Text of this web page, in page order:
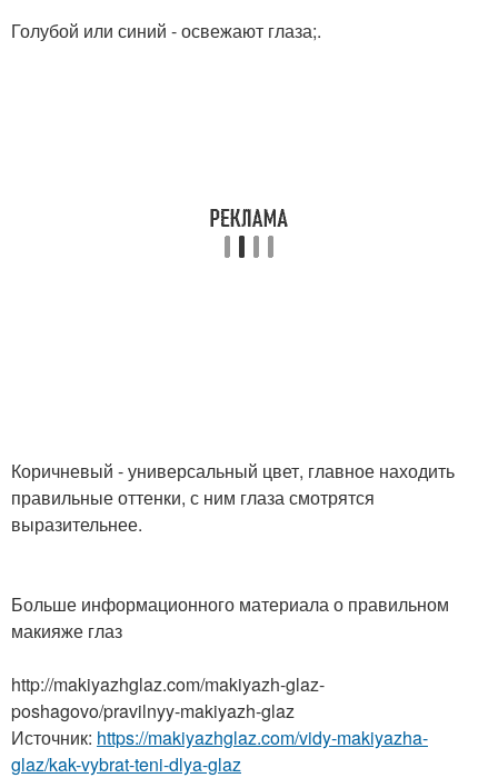
Голубой или синий - освежают глаза;.
Коричневый - универсальный цвет, главное находить
правильные оттенки, с ним глаза смотрятся
выразительнее.
Больше информационного материала о правильном
макияже глаз
http://makiyazhglaz.com/makiyazh-glaz-
poshagovo/pravilnyy-makiyazh-glaz
Источник: https://makiyazhglaz.com/vidy-makiyazha-
glaz/kak-vybrat-teni-dlya-glaz